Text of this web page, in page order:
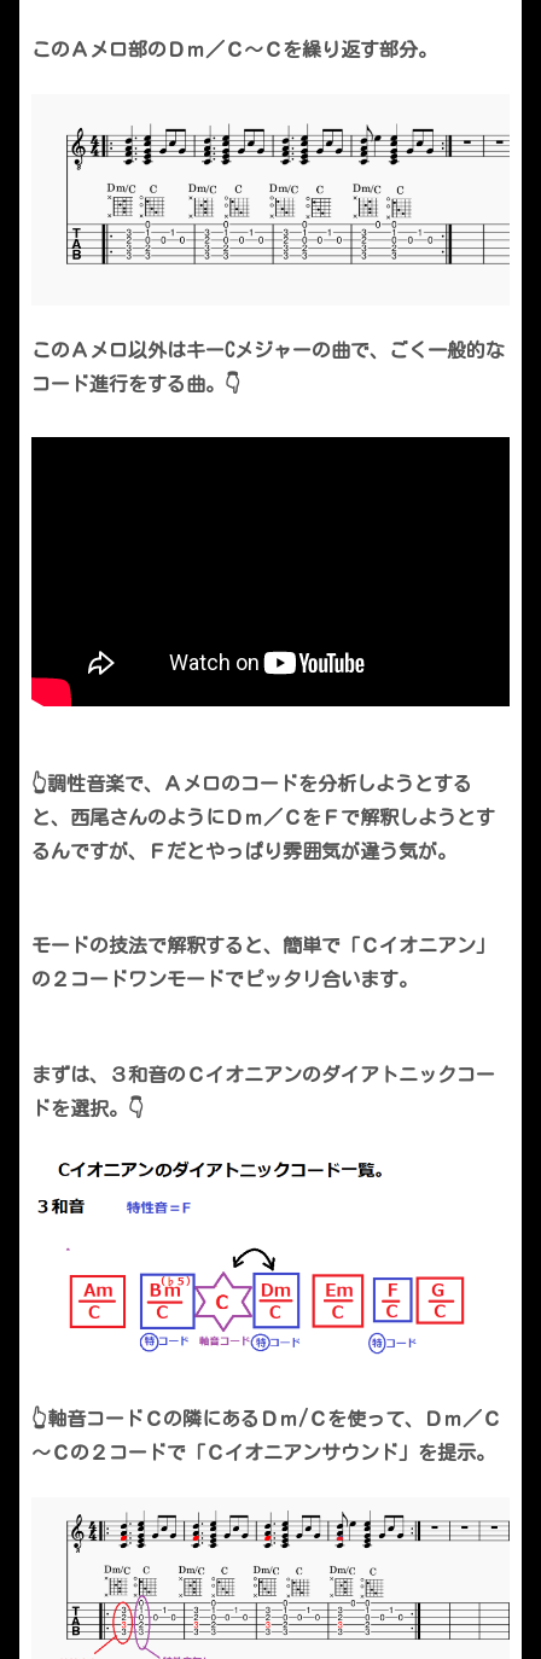
このＡメロ部のＤｍ／Ｃ～Ｃを繰り返す部分。
このＡメロ以外はキーCメジャーの曲で、ごく一般的な
コード進行をする曲。👇
👆調性音楽で、Ａメロのコードを分析しようとする
と、西尾さんのようにＤｍ／ＣをＦで解釈しようとす
るんですが、Ｆだとやっぱり雰囲気が違う気が。
モードの技法で解釈すると、簡単で「Ｃイオニアン」
の２コードワンモードでピッタリ合います。
まずは、３和音のＣイオニアンのダイアトニックコー
ドを選択。👇
👆軸音コードＣの隣にあるＤｍ/Ｃを使って、Ｄｍ／Ｃ
～Ｃの２コードで「Ｃイオニアンサウンド」を提示。